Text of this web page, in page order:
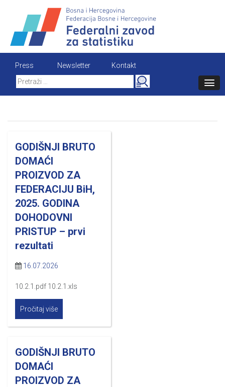
content
Press Newsletter
Kontakt
Search
for:
GODIŠNJI BRUTO
DOMAĆI
PROIZVOD ZA
FEDERACIJU BiH,
2025. GODINA
DOHODOVNI
PRISTUP – prvi
rezultati
16.07.2026
10.2.1.pdf 10.2.1.xls
Pročitaj više
GODIŠNJI BRUTO
DOMAĆI
PROIZVOD ZA